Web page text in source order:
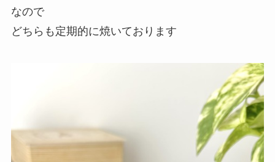
なので
どちらも定期的に焼いております